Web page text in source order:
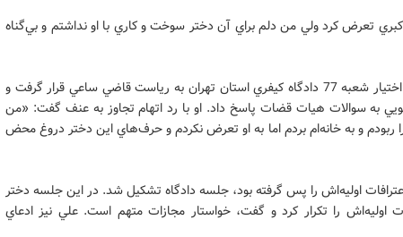
تعرض كرد ولي من دلم براي آن دختر سوخت و كاري با او نداشتم و بي‌گناه
سرانجام پرونده در اختيار شعبه 77 دادگاه كيفري استان تهران به رياست قاضي ساعي قرار گرفت و
به سوالات هيات قضات پاسخ داد. او با رد اتهام تجاوز به عنف گفت: «من
ربودم و به خانه‌ام بردم اما به او تعرض نكردم و حرف‌هاي اين دختر دروغ محض
اوليه‌اش را پس گرفته بود، جلسه دادگاه تشكيل شد. در اين جلسه دختر
اوليه‌اش را تكرار كرد و گفت، خواستار مجازات متهم است. علي نيز ادعاي